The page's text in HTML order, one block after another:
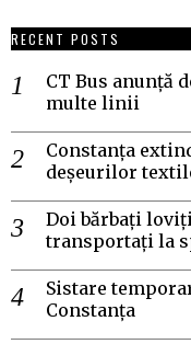
RECENT POSTS
CT Bus anunță
multe linii
Constanța
deșeurilor
Doi bărbați
transportați la
Sistare
Constanța